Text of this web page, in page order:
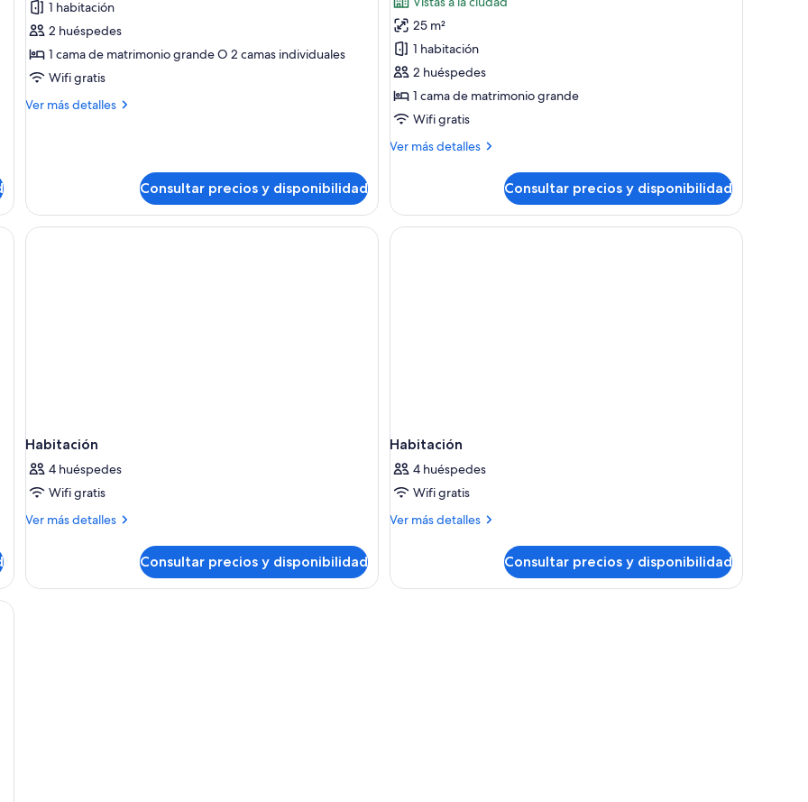
Habitación
doble
1 habitación
2 huéspedes
1 cama de matrimonio grande O 2 camas individuales
Wifi gratis
Ver más detalles
Más
Consultar precios y disponibilidad
Habitación
doble
superior,
1
cama
de
matrimonio
25 m²
1 habitación
2 huéspedes
1 cama de matrimonio grande
Wifi gratis
Ver más detalles
Más
doble
superior,
1
Consultar precios y disponibilidad
cama, un escritorio con computadora, una silla, un sofá y un televisor.
Habitación
4 huéspedes
Wifi gratis
Ver más detalles
Más
Consultar precios y disponibilidad
Habitación
4 huéspedes
Wifi gratis
Ver más detalles
Más
Consultar precios y disponibilidad